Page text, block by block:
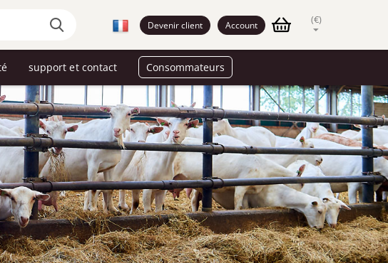
Devenir client Account (€)
support et contact Consommateurs